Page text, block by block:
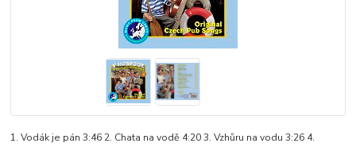
1. Vodák je pán 3:46 2. Chata na vodě 4:20 3. Vzhůru na vodu 3:26 4.